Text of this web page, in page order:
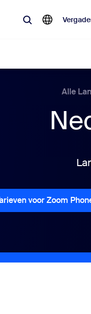
wat is trending, wat
Alle
voor Zoom